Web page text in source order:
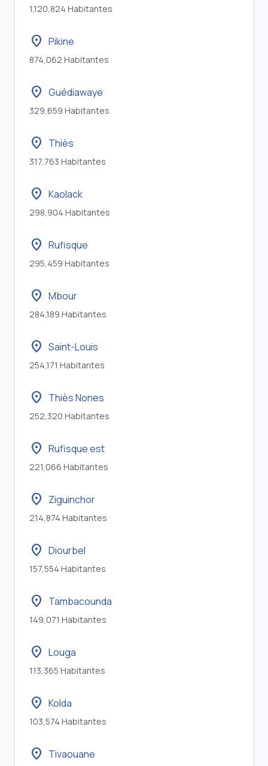
1,120,824 Habitantes
location_on Pikine
874,062 Habitantes
location_on Guédiawaye
329,659 Habitantes
location_on Thiès
317,763 Habitantes
location_on Kaolack
298,904 Habitantes
location_on Rufisque
295,459 Habitantes
location_on Mbour
284,189 Habitantes
location_on Saint-Louis
254,171 Habitantes
location_on Thiès Nones
252,320 Habitantes
location_on Rufisque est
221,066 Habitantes
location_on Ziguinchor
214,874 Habitantes
location_on Diourbel
157,554 Habitantes
location_on Tambacounda
149,071 Habitantes
location_on Louga
113,365 Habitantes
location_on Kolda
103,574 Habitantes
location_on Tivaouane